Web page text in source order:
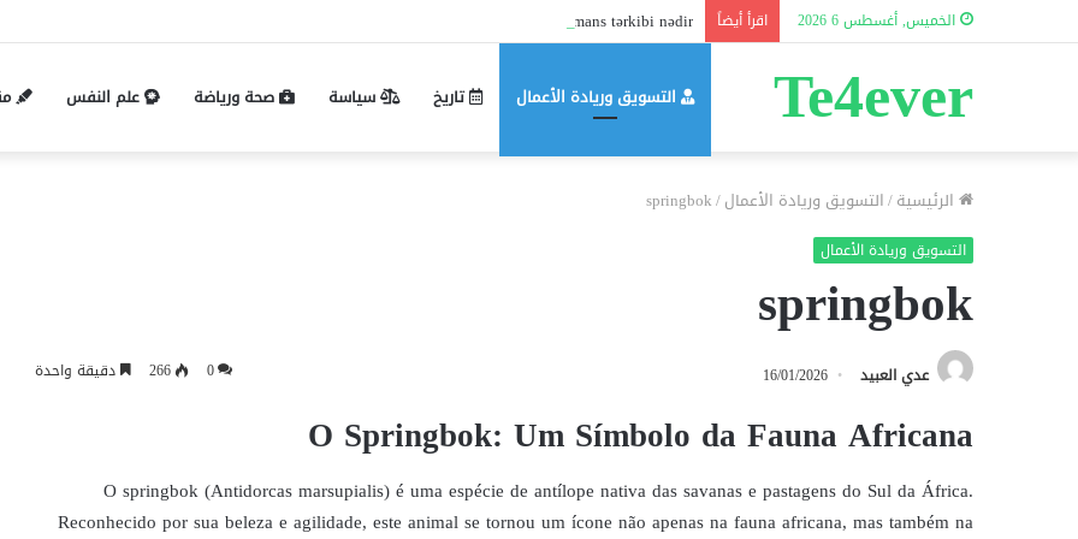
الخميس, أغسطس 6 2026 اقرأ أيضاً Pin-up mobil və masaüstü giriş fərqləri: Performans tərkibi nədir?
Te4ever التسويق وريادة الأعمال تاريخ سياسة صحة ورياضة علم النفس
الرئيسية/التسويق وريادة الأعمال/
springbok
التسويق وريادة الأعمال
springbok
عدي العبيد 16/01/2026
0
266 دقيقة واحدة
O Springbok: Um Símbolo da Fauna Africana
O springbok (Antidorcas marsupialis) é uma espécie de antílope nativa das savanas e pastagens do Sul da África.
Reconhecido por sua beleza e agilidade, este animal se tornou um ícone não apenas na fauna africana, mas também na